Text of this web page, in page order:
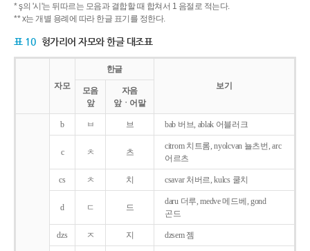
* ş의 '시'는 뒤따르는 모음과 결합할 때 합쳐서 1 음절로 적는다.
** x는 개별 용례에 따라 한글 표기를 정한다.
표 10 헝가리어 자모와 한글 대조표
자모
한글
보기
모음
앞
자음
앞ㆍ어말
b ㅂ 브 bab 버브, ablak 어블러크
c ㅊ 츠
citrom 치트롬, nyolcvan 뇰츠번, arc
어르츠
cs ㅊ 치 csavar 처버르, kulcs 쿨치
d ㄷ 드
daru 더루, medve 메드베, gond
곤드
dzs ㅈ 지 dzsem 젬